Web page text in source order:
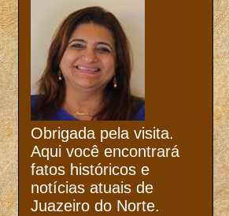
Obrigada pela visita.
Aqui você encontrará
fatos históricos e
notícias atuais de
Juazeiro do Norte.